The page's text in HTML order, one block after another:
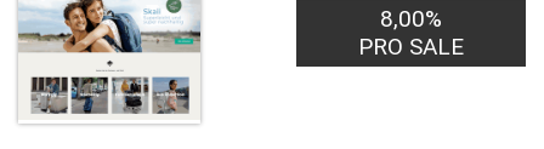
8,00%
PRO SALE